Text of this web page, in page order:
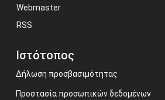
Webmaster
RSS
Ιστότοπος
Δήλωση προσβασιμότητας
Προστασία προσωπικών δεδομένων